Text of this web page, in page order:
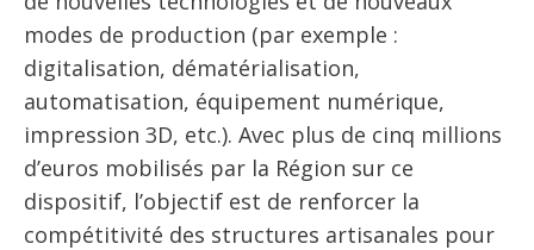
modes de production (par exemple :
digitalisation, dématérialisation,
automatisation, équipement numérique,
impression 3D, etc.). Avec plus de cinq millions
d’euros mobilisés par la Région sur ce
dispositif, l’objectif est de renforcer la
compétitivité des structures artisanales pour